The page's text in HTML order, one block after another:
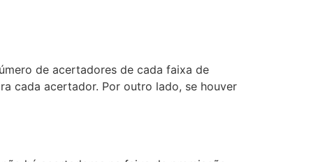
de acertadores de cada faixa de
cada acertador. Por outro lado, se houver